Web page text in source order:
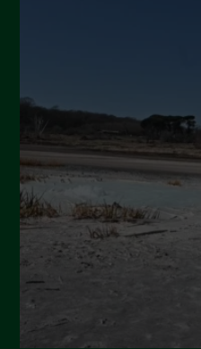
Settembre 2024
Luglio 2024
Maggio 2024
Aprile 2024
Marzo 2024
Febbraio 2024